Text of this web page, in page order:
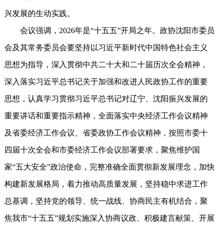
兴发展的生动实践。
会议强调，2026年是“十五五”开局之年。政协沈阳市委员
会及其常务委员会要坚持以习近平新时代中国特色社会主义
思想为指导，深入贯彻中共二十大和二十届历次全会精神，
深入落实习近平总书记关于加强和改进人民政协工作的重要
思想，认真学习贯彻习近平总书记对辽宁、沈阳振兴发展的
重要讲话和重要指示精神，全面落实中央经济工作会议精神
及省委经济工作会议、省委政协工作会议精神，按照市委十
四届十次全会和市委经济工作会议部署要求，聚焦维护国
家“五大安全”政治使命，完整准确全面贯彻新发展理念，加快
构建新发展格局，着力推动高质量发展，坚持稳中求进工作
总基调，坚持党的领导、统一战线、协商民主有机结合，聚
焦我市“十五五”规划实施深入协商议政、积极建言献策、开展